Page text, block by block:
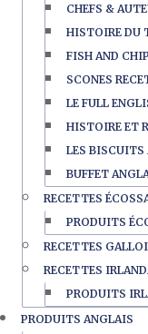
CHEFS &
HISTOIRE DU
FISH AND
SCONES
LE FULL
HISTOIRE ET
LES BISCUITS
BUFFET
RECETTES
PRODUITS
RECETTES
RECETTES
PRODUITS
PRODUITS ANGLAIS